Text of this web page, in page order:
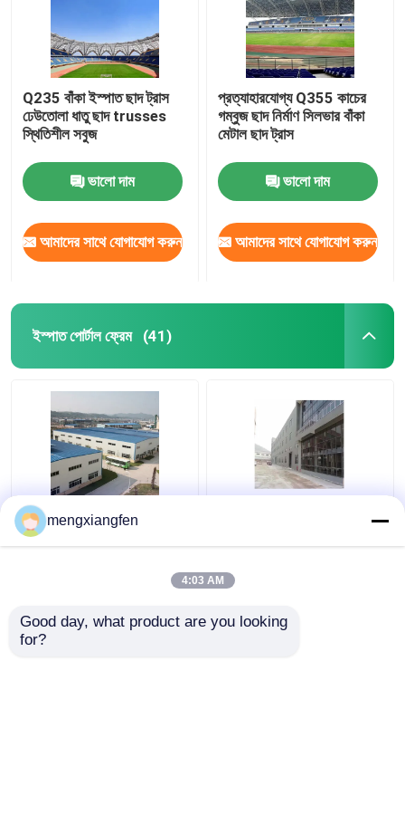
Q235 বাঁকা ইস্পাত ছাদ ট্রাস
ঢেউতোলা ধাতু ছাদ trusses
স্থিতিশীল সবুজ
ভালো দাম
আমাদের সাথে যোগাযোগ করুন
প্রত্যাহারযোগ্য Q355 কাচের
গম্বুজ ছাদ নির্মাণ সিলভার বাঁকা
মেটাল ছাদ ট্রাস
ভালো দাম
আমাদের সাথে যোগাযোগ করুন
ইস্পাত পোর্টাল ফ্রেম (41)
Q235 GB ইস্পাত পোর্টাল
ফ্রেম বিল্ডিং নির্মাণ 0.6 মিমি
প্রিফেব্রিকেটেড স্টিল শেড পোর্টাল
mengxiangfen
4:03 AM
Good day, what product are you looking
for?